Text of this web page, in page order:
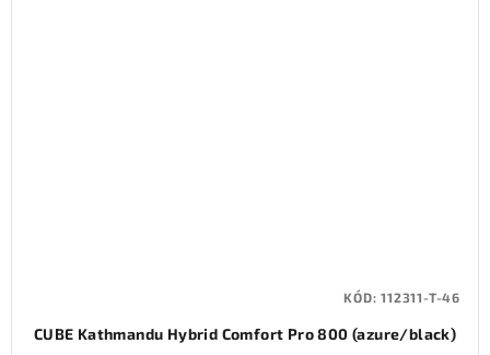
CUBE Kathmandu Hybrid Comfort Pro 800 (azure/black)
KÓD:112311-T-46